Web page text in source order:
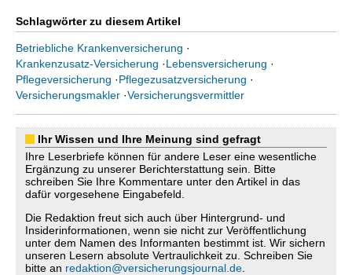
Schlagwörter zu diesem Artikel
Betriebliche Krankenversicherung ·
Krankenzusatz-Versicherung ·Lebensversicherung ·
Pflegeversicherung ·Pflegezusatzversicherung ·
Versicherungsmakler ·Versicherungsvermittler
Ihr Wissen und Ihre Meinung sind gefragt
Ihre Leserbriefe können für andere Leser eine wesentliche
Ergänzung zu unserer Berichterstattung sein. Bitte
schreiben Sie Ihre Kommentare unter den Artikel in das
dafür vorgesehene Eingabefeld.
Die Redaktion freut sich auch über Hintergrund- und
Insiderinformationen, wenn sie nicht zur Veröffentlichung
unter dem Namen des Informanten bestimmt ist. Wir sichern
unseren Lesern absolute Vertraulichkeit zu. Schreiben Sie
bitte an redaktion@versicherungsjournal.de